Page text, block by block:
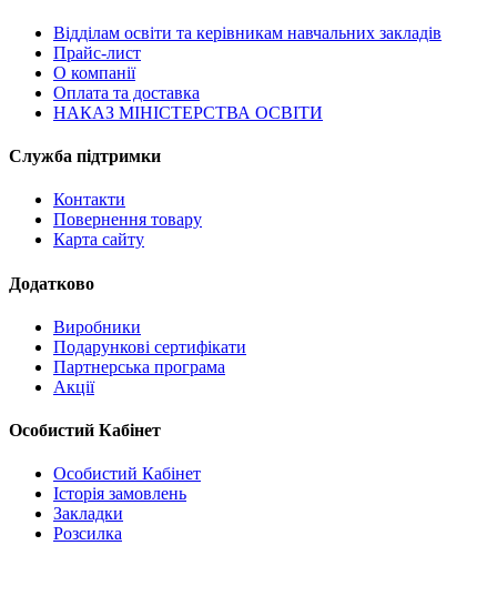
Відділам освіти та керівникам навчальних закладів
Прайс-лист
О компанії
Оплата та доставка
НАКАЗ МІНІСТЕРСТВА ОСВІТИ
Служба підтримки
Контакти
Повернення товару
Карта сайту
Додатково
Виробники
Подарункові сертифікати
Партнерська програма
Акції
Особистий Кабінет
Особистий Кабінет
Історія замовлень
Закладки
Розсилка